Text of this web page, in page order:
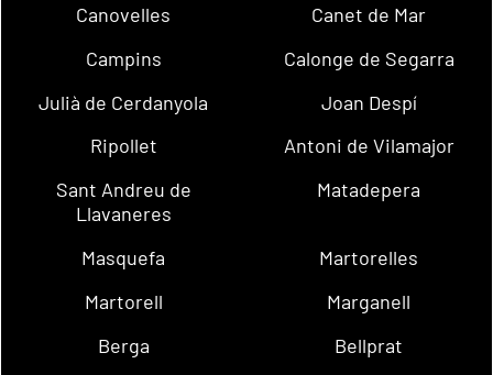
Canovelles
Canet de Mar
Campins
Calonge de Segarra
Julià de Cerdanyola
Joan Despí
Ripollet
Antoni de Vilamajor
Sant Andreu de
Llavaneres
Matadepera
Masquefa
Martorelles
Martorell
Marganell
Berga
Bellprat